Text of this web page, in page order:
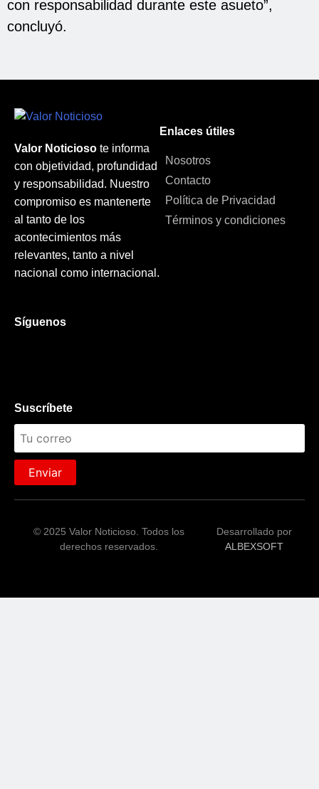
con responsabilidad durante este asueto”,
concluyó.
Valor Noticioso te informa
con objetividad, profundidad
y responsabilidad. Nuestro
compromiso es mantenerte
al tanto de los
acontecimientos más
relevantes, tanto a nivel
nacional como internacional.
Enlaces útiles
Nosotros
Contacto
Política de Privacidad
Términos y condiciones
Síguenos
Suscríbete
Enviar
© 2025 Valor Noticioso. Todos los
derechos reservados.
Desarrollado por
ALBEXSOFT